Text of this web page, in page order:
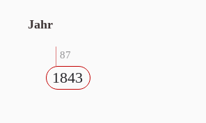
Jahr
87
1843